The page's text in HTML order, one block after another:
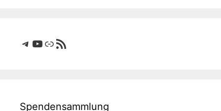
Telegram
YouTube
LinkRSS-Feed
Spendensammlung